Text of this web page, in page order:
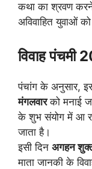
कथा का श्रवण
अविवाहित युवाओं को
विवाह पंचमी
पंचांग के अनुसार, इस
मंगलवारको मनाई
के शुभ संयोग में आ
जाता है।
इसी दिन अगहन
माता जानकी के